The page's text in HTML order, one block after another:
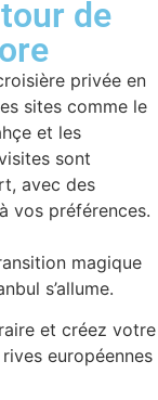
de
privée en
sites comme le
et les
sont
avec des
vos préférences.
magique
s’allume.
et créez votre
européennes